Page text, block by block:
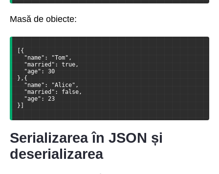
Masă de obiecte:
[{
},{
}]
Serializarea în JSON și
deserializarea